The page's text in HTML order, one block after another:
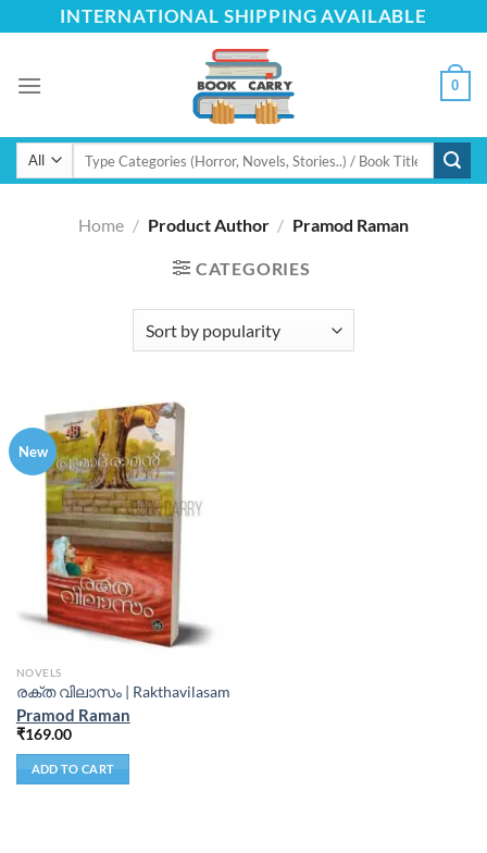
to
INTERNATIONAL SHIPPING AVAILABLE
0
Search
Home / Product Author / Pramod Raman
CATEGORIES
New
NOVELS
രക്ത വിലാസം | Rakthavilasam
Pramod Raman
₹169.00
ADD TO CART